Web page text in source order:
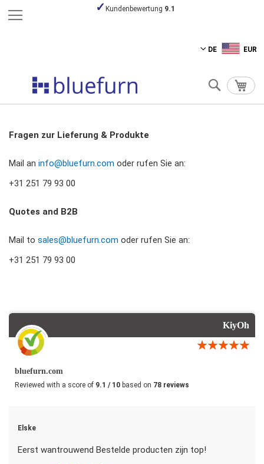
Bezahlen Sie sicher
DE EUR
Suche
Fragen zur Lieferung & Produkte
Mail an info@bluefurn.com oder rufen Sie an:
+31 251 79 93 00
Quotes and B2B
Mail to sales@bluefurn.com oder rufen Sie an:
+31 251 79 93 00
KiyOh
bluefurn.com
Reviewed with a score of 9.1 / 10 based on 78 reviews
Elske
Eerst wantrouwend Bestelde producten zijn top!